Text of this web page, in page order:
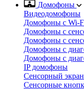
Домофоны
Видеодомофоны
Домофоны с Wi-
Домофоны с
Домофоны с
Домофоны с
Домофоны с
IP домофоны
Сенсорный экран
Сенсорные